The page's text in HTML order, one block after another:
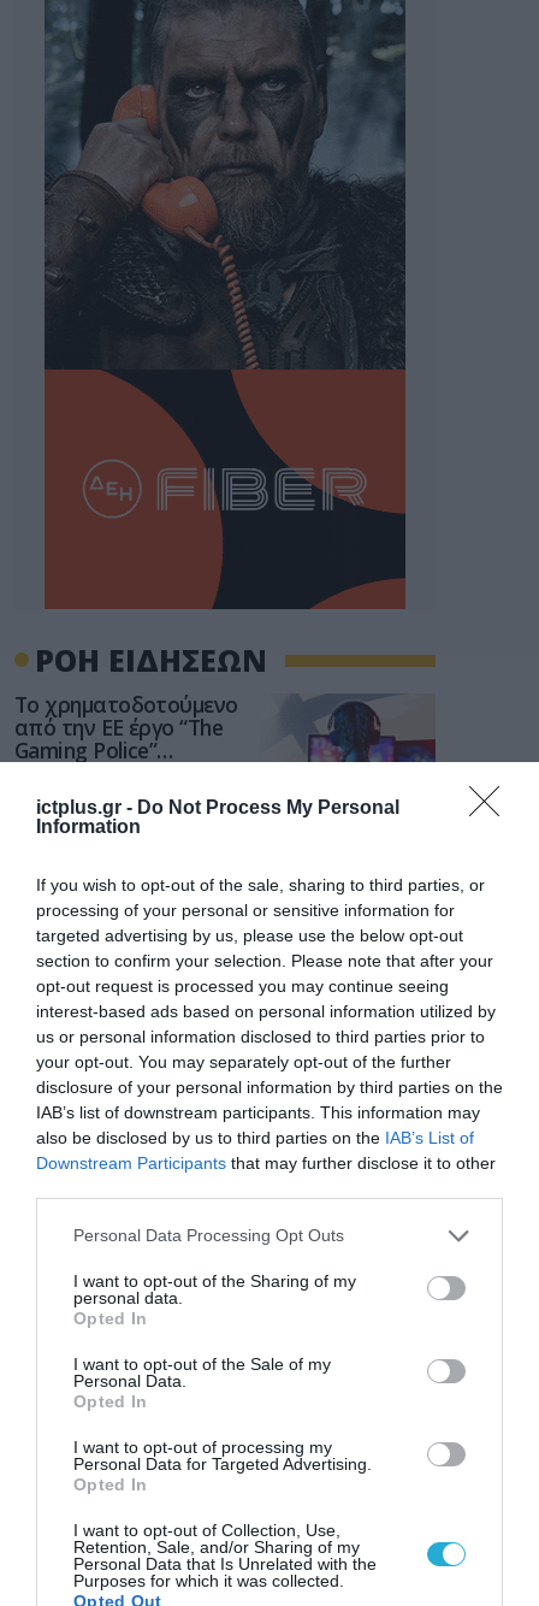
ictplus.gr - Do Not Process My Personal
Information
If you wish to opt-out of the sale, sharing to third parties, or
processing of your personal or sensitive information for
targeted advertising by us, please use the below opt-out
section to confirm your selection. Please note that after your
opt-out request is processed you may continue seeing
interest-based ads based on personal information utilized by
us or personal information disclosed to third parties prior to
your opt-out. You may separately opt-out of the further
disclosure of your personal information by third parties on the
IAB’s list of downstream participants. This information may
also be disclosed by us to third parties on the IAB’s List of
Downstream Participants that may further disclose it to other
Please note that this website/app uses one or more Google
not limited to your visit or usage behaviour. You may click to
grant or deny consent to Google and its third-party tags to
use your data for below specified purposes in below Google
consent section.
Personal Data Processing Opt Outs
I want to opt-out of the Sharing of my
personal data.
Opted In
I want to opt-out of the Sale of my
Personal Data.
Opted In
I want to opt-out of processing my
Personal Data for Targeted Advertising.
Opted In
I want to opt-out of Collection, Use,
Retention, Sale, and/or Sharing of my
Personal Data that Is Unrelated with the
Purposes for which it was collected.
Opted Out
ΡΟΗ ΕΙΔΗΣΕΩΝ
Το χρηματοδοτούμενο
από την ΕΕ έργο “The
Gaming Police”
των παιδιών στο
διαδίκτυο
ΑΑΔΕ: Διευκρινίσεις
παραβάσεις που
αφορούν τους ΦΗΜ
31.07.2026
Σ. Καλαφάτης: «Η
Τεχνητή Νοημοσύνη
δεν είναι απλώς μια
νέα τεχνολογία, είναι
μια νέα βιομηχανική
επανάσταση»
31.07.2026
Νέος οδηγός του ΕΚΤ
για τη χρηματοδότηση
των ελληνικών
χώρο της άμυνας
31.07.2026
βαλίτσα του φετινού
καλοκαιριού έχει την
υπογραφή της Xiaomi
31.07.2026
ΟΛΗ Η ΡΟΗ ΕΙΔΗΣΕΩΝ